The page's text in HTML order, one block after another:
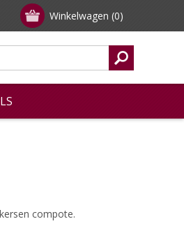
Winkelwagen (0)
compote.